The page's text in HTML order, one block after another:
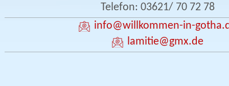
Telefon: 03621/ 70 72 78
info@willkommen-in-
lamitie@gmx.de